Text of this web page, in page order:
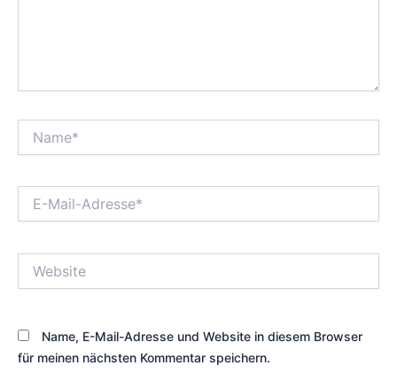
Mail-
Name, E-Mail-Adresse und Website in diesem Browser
für meinen nächsten Kommentar speichern.